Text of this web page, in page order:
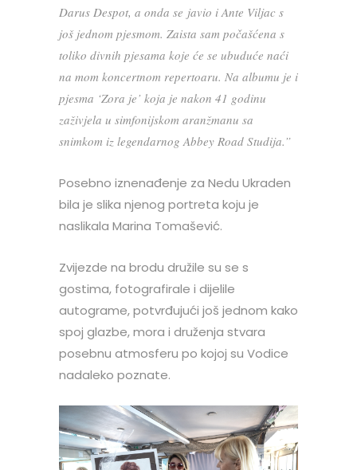
Darus Despot, a onda se javio i Ante Viljac s
još jednom pjesmom. Zaista sam počašćena s
toliko divnih pjesama koje će se ubuduće naći
na mom koncertnom repertoaru. Na albumu je i
pjesma ‘Zora je’ koja je nakon 41 godinu
zaživjela u simfonijskom aranžmanu sa
snimkom iz legendarnog Abbey Road Studija.”
Posebno iznenađenje za Nedu Ukraden
bila je slika njenog portreta koju je
naslikala Marina Tomašević.
Zvijezde na brodu družile su se s
gostima, fotografirale i dijelile
autograme, potvrđujući još jednom kako
spoj glazbe, mora i druženja stvara
posebnu atmosferu po kojoj su Vodice
nadaleko poznate.